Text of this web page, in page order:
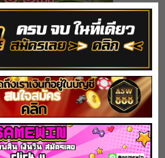
เบ่งบานเงินทอง กรกฎ พิจิก